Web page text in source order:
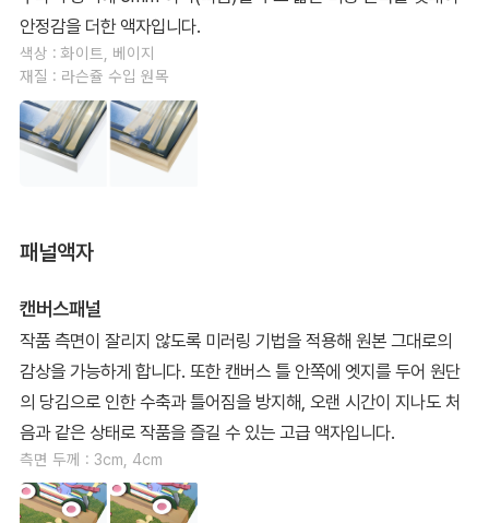
안정감을 더한 액자입니다.
색상 : 화이트, 베이지
재질 : 라슨쥴 수입 원목
패널액자
캔버스패널
작품 측면이 잘리지 않도록 미러링 기법을 적용해 원본 그대로의
감상을 가능하게 합니다. 또한 캔버스 틀 안쪽에 엣지를 두어 원단
의 당김으로 인한 수축과 틀어짐을 방지해, 오랜 시간이 지나도 처
음과 같은 상태로 작품을 즐길 수 있는 고급 액자입니다.
측면 두께 : 3cm, 4cm